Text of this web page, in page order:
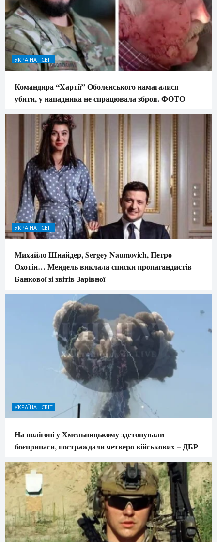
УКРАЇНА І СВІТ
Командира “Хартії” Оболєнського намагалися
убити, у нападника не спрацювала зброя. ФОТО
УКРАЇНА І СВІТ
Михайло Шнайдер, Sergey Naumovich, Петро
Охотін… Мендель виклала списки пропагандистів
Банкової зі звітів Зарівної
УКРАЇНА І СВІТ
На полігоні у Хмельницькому здетонували
боєприпаси, постраждали четверо військових – ДБР